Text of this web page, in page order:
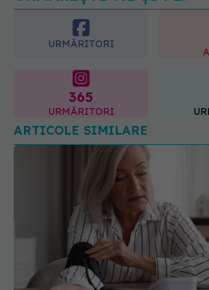
365
URMĂRITORI
Tensiunea diastolică scăzută la
mortală. Medicii trag un semnal
25 ian 2026, 11:46